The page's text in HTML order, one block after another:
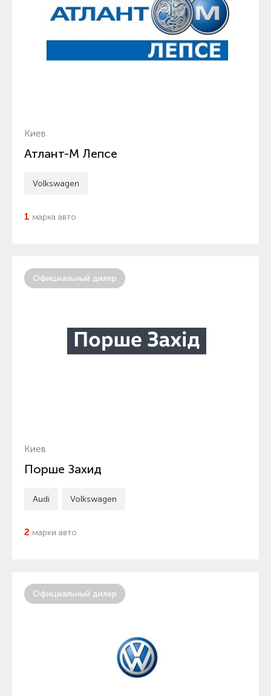
Киев
Атлант-М Лепсе
Volkswagen
1 марка авто
Официальный дилер
Киев
Порше Захид
Audi Volkswagen
2 марки авто
Официальный дилер